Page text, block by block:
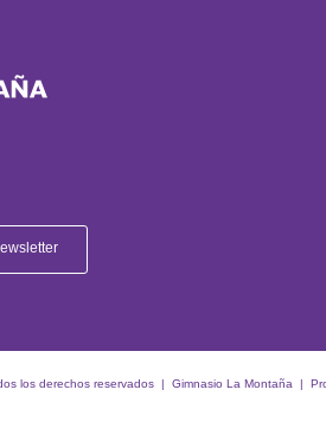
los derechos reservados | Gimnasio La Montaña |